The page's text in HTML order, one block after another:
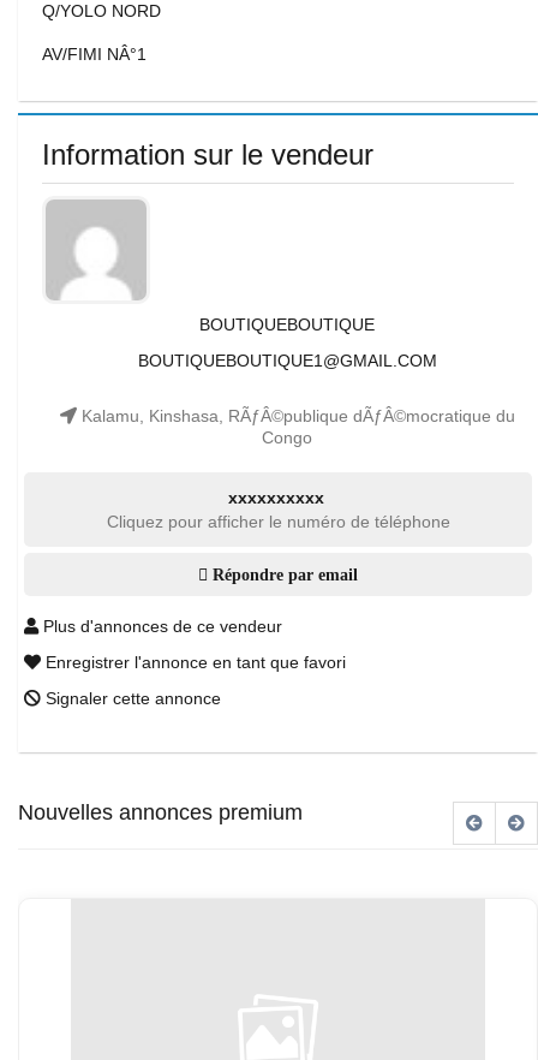
Q/YOLO NORD
AV/FIMI NÂ°1
Information sur le vendeur
BOUTIQUEBOUTIQUE
BOUTIQUEBOUTIQUE1@GMAIL.COM
Kalamu, Kinshasa, RÃƒÂ©publique dÃƒÂ©mocratique du
Congo
xxxxxxxxxx
Cliquez pour afficher le numéro de téléphone
Répondre par email
Plus d'annonces de ce vendeur
Enregistrer l'annonce en tant que favori
Signaler cette annonce
Nouvelles annonces premium